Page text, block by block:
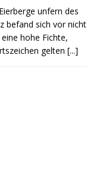
unfern des
befand sich vor nicht
hohe Fichte,
gelten [...]